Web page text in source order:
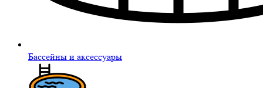
Бассейны и аксессуары